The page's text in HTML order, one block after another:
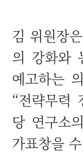
김 위원장
의 강화와
예고하는
“전략무력
당 연구소
가표창을